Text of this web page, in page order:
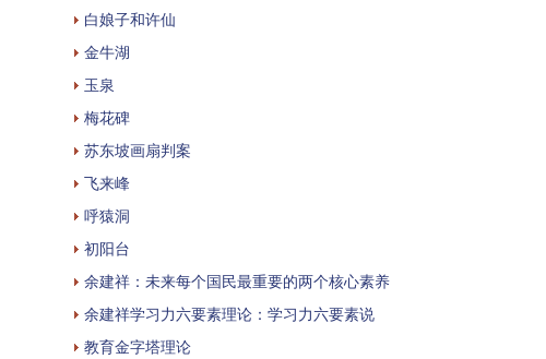
白娘子和许仙
金牛湖
玉泉
梅花碑
苏东坡画扇判案
飞来峰
呼猿洞
初阳台
余建祥：未来每个国民最重要的两个核心素养
余建祥学习力六要素理论：学习力六要素说
教育金字塔理论